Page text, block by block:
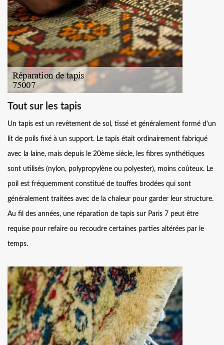
Tout sur les tapis
Un tapis est un revêtement de sol, tissé et généralement formé d'un
lit de poils fixé à un support. Le tapis était ordinairement fabriqué
avec la laine, mais depuis le 20ème siècle, les fibres synthétiques
sont utilisés (nylon, polypropylène ou polyester), moins coûteux. Le
poil est fréquemment constitué de touffes brodées qui sont
généralement traitées avec de la chaleur pour garder leur structure.
Au fil des années, une réparation de tapis sur Paris 7 peut être
requise pour refaire ou recoudre certaines parties altérées par le
temps.